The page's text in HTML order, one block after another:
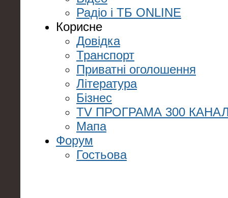
Радіо і ТБ ONLINE
Корисне
Довідка
Транспорт
Приватні оголошення
Література
Бізнес
TV ПРОГРАМА 300
Мапа
Форум
Гостьова